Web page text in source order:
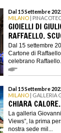
Dal 15 Settembre
MILANO |
GIOIELLI DI
RAFFAELLO.
Dal 15 settembre
Cartone di
celebrano Raffaello.
Dal 15 Settembre
MILANO | GALLERIA
CHIARA
La galleria
Views”, la prima
nostra sede mil...